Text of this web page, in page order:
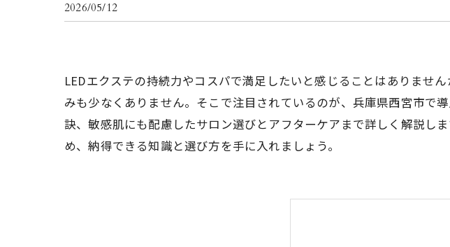
2026/05/12
LEDエクステの持続力やコスパで満足したいと感じることはありませ
みも少なくありません。そこで注目されているのが、兵庫県西宮市で
訣、敏感肌にも配慮したサロン選びとアフターケアまで詳しく解説し
め、納得できる知識と選び方を手に入れましょう。